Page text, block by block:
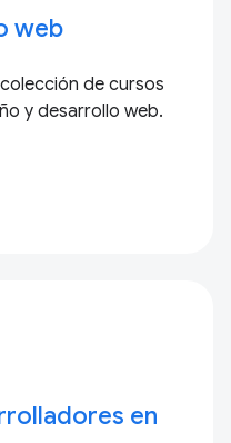
web
de cursos
y desarrollo web.
en